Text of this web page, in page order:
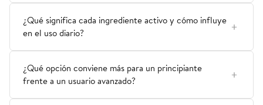
¿Qué significa cada ingrediente activo y cómo influye
en el uso diario?
¿Qué opción conviene más para un principiante
frente a un usuario avanzado?